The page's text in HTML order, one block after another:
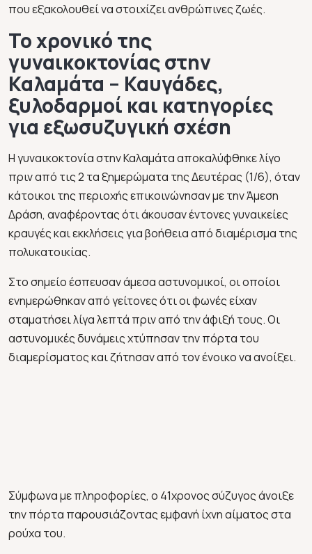
που εξακολουθεί να στοιχίζει ανθρώπινες ζωές.
Το χρονικό της
γυναικοκτονίας στην
Καλαμάτα – Καυγάδες,
ξυλοδαρμοί και κατηγορίες
για εξωσυζυγική σχέση
Η γυναικοκτονία στην Καλαμάτα αποκαλύφθηκε λίγο
πριν από τις 2 τα ξημερώματα της Δευτέρας (1/6), όταν
κάτοικοι της περιοχής επικοινώνησαν με την Άμεση
Δράση, αναφέροντας ότι άκουσαν έντονες γυναικείες
κραυγές και εκκλήσεις για βοήθεια από διαμέρισμα της
πολυκατοικίας.
Στο σημείο έσπευσαν άμεσα αστυνομικοί, οι οποίοι
ενημερώθηκαν από γείτονες ότι οι φωνές είχαν
σταματήσει λίγα λεπτά πριν από την άφιξή τους. Οι
αστυνομικές δυνάμεις χτύπησαν την πόρτα του
διαμερίσματος και ζήτησαν από τον ένοικο να ανοίξει.
Σύμφωνα με πληροφορίες, ο 41χρονος σύζυγος άνοιξε
την πόρτα παρουσιάζοντας εμφανή ίχνη αίματος στα
ρούχα του.